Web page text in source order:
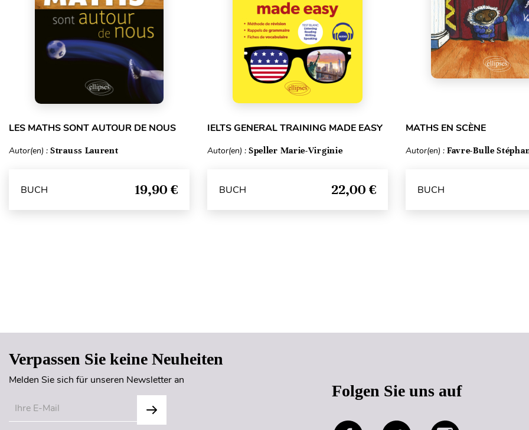
LES MATHS SONT AUTOUR DE NOUS
Autor(en) : Strauss Laurent
BUCH 19,90 €
IELTS GENERAL TRAINING MADE EASY
Autor(en) : Speller Marie-Virginie
BUCH 22,00 €
MATHS EN SCÈNE
Autor(en) : Favre-Bulle
BUCH
Verpassen Sie keine Neuheiten
Melden Sie sich für unseren Newsletter an
Folgen Sie uns auf